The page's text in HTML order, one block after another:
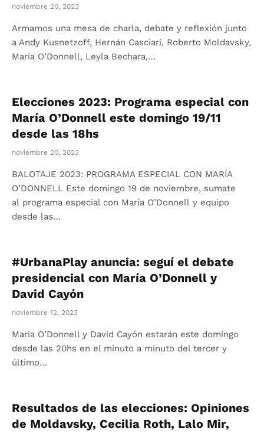
noviembre 20, 2023
Armamos una mesa de charla, debate y reflexión junto
a Andy Kusnetzoff, Hernán Casciari, Roberto Moldavsky,
María O’Donnell, Leyla Bechara,…
Elecciones 2023: Programa especial con
María O’Donnell este domingo 19/11
desde las 18hs
noviembre 20, 2023
BALOTAJE 2023: PROGRAMA ESPECIAL CON MARÍA
O’DONNELL Este domingo 19 de noviembre, sumate
al programa especial con María O’Donnell y equipo
desde las…
#UrbanaPlay anuncia: seguí el debate
presidencial con María O’Donnell y
David Cayón
noviembre 12, 2023
Maria O’Donnell y David Cayón estarán este domingo
desde las 20hs en el minuto a minuto del tercer y
último…
Resultados de las elecciones: Opiniones
de Moldavsky, Cecilia Roth, Lalo Mir,